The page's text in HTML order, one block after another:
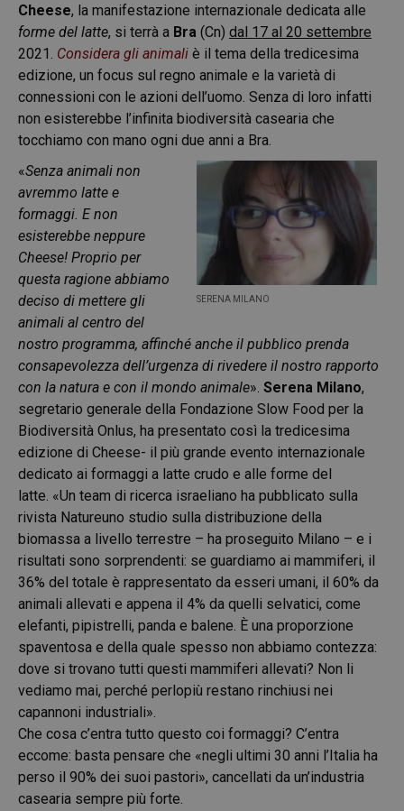
Cheese, la manifestazione internazionale dedicata alle
forme del latte, si terrà a Bra (Cn) dal 17 al 20 settembre
2021. Considera gli animali è il tema della tredicesima
edizione, un focus sul regno animale e la varietà di
connessioni con le azioni dell’uomo. Senza di loro infatti
non esisterebbe l’infinita biodiversità casearia che
tocchiamo con mano ogni due anni a Bra.
SERENA MILANO
«Senza animali non
avremmo latte e
formaggi. E non
esisterebbe neppure
Cheese! Proprio per
questa ragione abbiamo
deciso di mettere gli
animali al centro del
nostro programma, affinché anche il pubblico prenda
consapevolezza dell’urgenza di rivedere il nostro rapporto
con la natura e con il mondo animale». Serena Milano,
segretario generale della Fondazione Slow Food per la
Biodiversità Onlus, ha presentato così la tredicesima
edizione di Cheese- il più grande evento internazionale
dedicato ai formaggi a latte crudo e alle forme del
latte. «Un team di ricerca israeliano ha pubblicato sulla
rivista Natureuno studio sulla distribuzione della
biomassa a livello terrestre – ha proseguito Milano – e i
risultati sono sorprendenti: se guardiamo ai mammiferi, il
36% del totale è rappresentato da esseri umani, il 60% da
animali allevati e appena il 4% da quelli selvatici, come
elefanti, pipistrelli, panda e balene. È una proporzione
spaventosa e della quale spesso non abbiamo contezza:
dove si trovano tutti questi mammiferi allevati? Non li
vediamo mai, perché perlopiù restano rinchiusi nei
capannoni industriali».
Che cosa c’entra tutto questo coi formaggi? C’entra
eccome: basta pensare che «negli ultimi 30 anni l’Italia ha
perso il 90% dei suoi pastori», cancellati da un’industria
casearia sempre più forte.